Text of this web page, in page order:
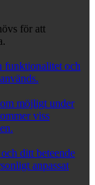
för att
funktionalitet och
möjligt under
viss
ditt beteende
anpassat